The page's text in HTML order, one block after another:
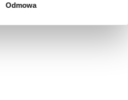
Odmowa